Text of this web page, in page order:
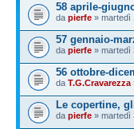
58 aprile-
da pierfe » martedì
57 gennaio-
da pierfe » martedì
56 ottobre-
da T.G.Cravarezza
Le copertine,
da pierfe » martedì